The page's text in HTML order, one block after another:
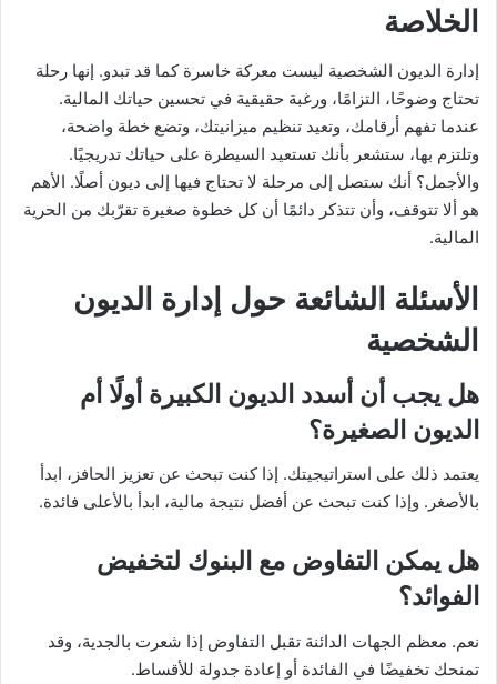
الخلاصة
إدارة الديون الشخصية ليست معركة خاسرة كما قد تبدو. إنها رحلة
تحتاج وضوحًا، التزامًا، ورغبة حقيقية في تحسين حياتك المالية.
عندما تفهم أرقامك، وتعيد تنظيم ميزانيتك، وتضع خطة واضحة،
وتلتزم بها، ستشعر بأنك تستعيد السيطرة على حياتك تدريجيًا.
والأجمل؟ أنك ستصل إلى مرحلة لا تحتاج فيها إلى ديون أصلًا. الأهم
هو ألا تتوقف، وأن تتذكر دائمًا أن كل خطوة صغيرة تقرّبك من الحرية
المالية.
الأسئلة الشائعة حول إدارة الديون
الشخصية
هل يجب أن أسدد الديون الكبيرة أولًا أم
الديون الصغيرة؟
يعتمد ذلك على استراتيجيتك. إذا كنت تبحث عن تعزيز الحافز، ابدأ
بالأصغر. وإذا كنت تبحث عن أفضل نتيجة مالية، ابدأ بالأعلى فائدة.
هل يمكن التفاوض مع البنوك لتخفيض
الفوائد؟
نعم. معظم الجهات الدائنة تقبل التفاوض إذا شعرت بالجدية، وقد
تمنحك تخفيضًا في الفائدة أو إعادة جدولة للأقساط.